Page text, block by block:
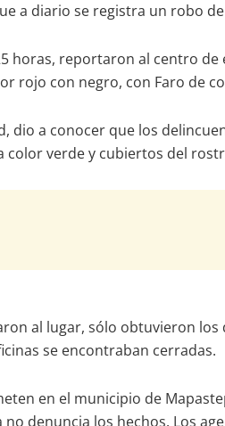
a diario se registra un robo
horas, reportaron al centro
rojo con negro, con Faro de
dio a conocer que los
color verde y cubiertos del
al lugar, sólo obtuvieron
se encontraban cerradas.
en el municipio de
denuncia los hechos. Los